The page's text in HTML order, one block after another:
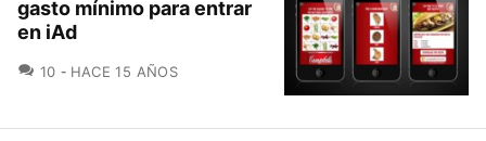
gasto mínimo para entrar
en iAd
10 COMENTARIOS
HACE 15 AÑOS